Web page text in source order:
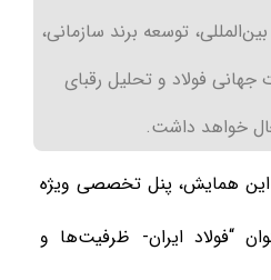
توسعه برند سازمانی،
فولاد و تحلیل رقبای
خواهد داشت.
این همایش، پنل تخصصی ویژه
“فولاد ایران- ظرفیت‌ها و